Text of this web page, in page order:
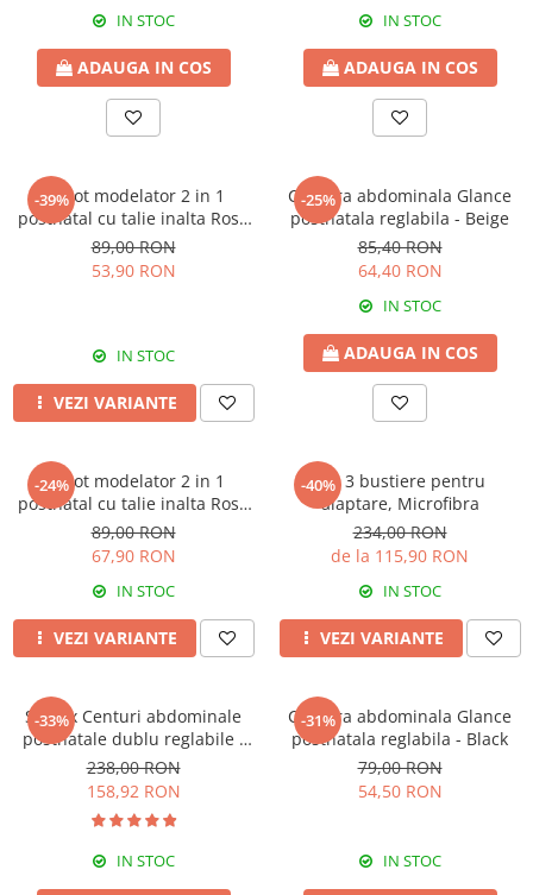
IN STOC
ADAUGA IN COS
IN STOC
ADAUGA IN COS
-39%
Chilot modelator 2 in 1
postnatal cu talie inalta Rose
Girl
89,00 RON
53,90 RON
IN STOC
VEZI VARIANTE
-25%
Centura abdominala Glance
postnatala reglabila - Beige
85,40 RON
64,40 RON
IN STOC
ADAUGA IN COS
-24%
Chilot modelator 2 in 1
postnatal cu talie inalta Rose
Girl Black
89,00 RON
67,90 RON
IN STOC
VEZI VARIANTE
-40%
Set 3 bustiere pentru
alaptare, Microfibra
234,00 RON
de la 115,90 RON
IN STOC
VEZI VARIANTE
-33%
Set 2 x Centuri abdominale
postnatale dublu reglabile -
Beige-Black
238,00 RON
158,92 RON
IN STOC
-31%
Centura abdominala Glance
postnatala reglabila - Black
79,00 RON
54,50 RON
IN STOC